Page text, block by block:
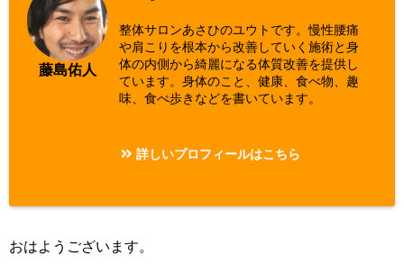
/home/asa
hi00/seitai-a
sahi.com/pu
藤島佑人
整体サロンあさひのユウトです。慢性腰痛
や肩こりを根本から改善していく施術と身
体の内側から綺麗になる体質改善を提供し
ています。身体のこと、健康、食べ物、趣
味、食べ歩きなどを書いています。
詳しいプロフィールはこちら
おはようございます。